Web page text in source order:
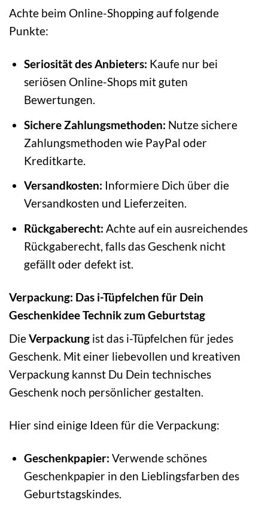
Achte beim Online-Shopping auf folgende
Punkte:
Seriosität des Anbieters: Kaufe nur bei
seriösen Online-Shops mit guten
Bewertungen.
Sichere Zahlungsmethoden: Nutze sichere
Zahlungsmethoden wie PayPal oder
Kreditkarte.
Versandkosten: Informiere Dich über die
Versandkosten und Lieferzeiten.
Rückgaberecht: Achte auf ein ausreichendes
Rückgaberecht, falls das Geschenk nicht
gefällt oder defekt ist.
Verpackung: Das i-Tüpfelchen für Dein
Geschenkidee Technik zum Geburtstag
DieVerpackung ist das i-Tüpfelchen für jedes
Geschenk. Mit einer liebevollen und kreativen
Verpackung kannst Du Dein technisches
Geschenk noch persönlicher gestalten.
Hier sind einige Ideen für die Verpackung:
Geschenkpapier: Verwende schönes
Geschenkpapier in den Lieblingsfarben des
Geburtstagskindes.